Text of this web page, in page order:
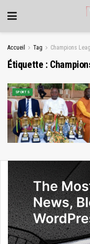
Accueil Tag Champions
Étiquette :
SPORTS